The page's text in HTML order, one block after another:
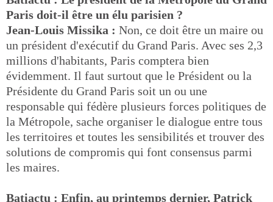
Paris doit-il être un élu parisien ?
Jean-Louis Missika : Non, ce doit être un maire ou
un président d'exécutif du Grand Paris. Avec ses 2,3
millions d'habitants, Paris comptera bien
évidemment. Il faut surtout que le Président ou la
Présidente du Grand Paris soit un ou une
responsable qui fédère plusieurs forces politiques de
la Métropole, sache organiser le dialogue entre tous
les territoires et toutes les sensibilités et trouver des
solutions de compromis qui font consensus parmi
les maires.
Batiactu : Enfin, au printemps dernier, Patrick